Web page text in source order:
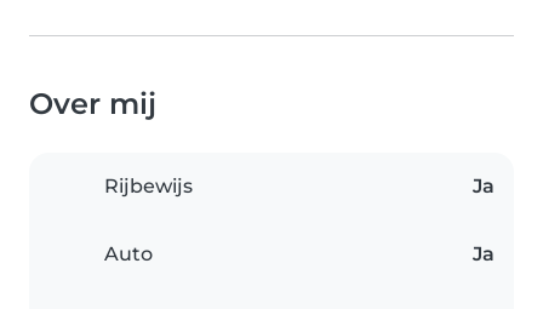
Over mij
Rijbewijs Ja
Auto Ja